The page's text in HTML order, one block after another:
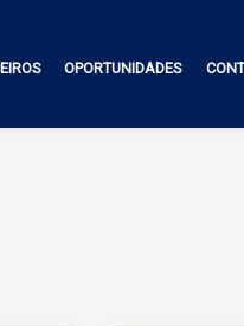
OPORTUNIDADES